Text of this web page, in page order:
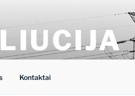
Kontaktai